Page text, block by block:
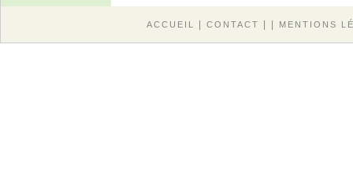
ACCUEIL CONTACT MENTIONS